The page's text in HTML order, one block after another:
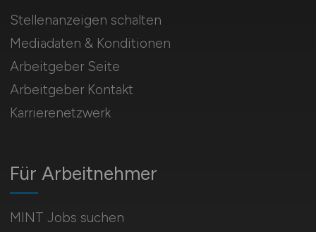
Für Arbeitnehmer
MINT Jobs suchen
Stellenanzeigen schalten
Mediadaten & Konditionen
Arbeitgeber Seite
Arbeitgeber Kontakt
Karrierenetzwerk